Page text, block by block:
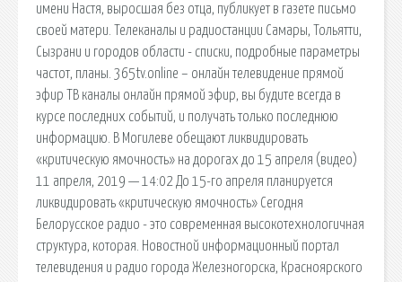
имени Настя, выросшая без отца, публикует в газете письмо
своей матери. Телеканалы и радиостанции Самары, Тольятти,
Сызрани и городов области - списки, подробные параметры
частот, планы. 365tv.online – онлайн телевидение прямой
эфир ТВ каналы онлайн прямой эфир, вы будите всегда в
курсе последних событий, и получать только последнюю
информацию. В Могилеве обещают ликвидировать
«критическую ямочность» на дорогах до 15 апреля (видео)
11 апреля, 2019 — 14:02 До 15-го апреля планируется
ликвидировать «критическую ямочность» Сегодня
Белорусское радио - это современная высокотехнологичная
структура, которая. Новостной информационный портал
телевидения и радио города Железногорска, Красноярского